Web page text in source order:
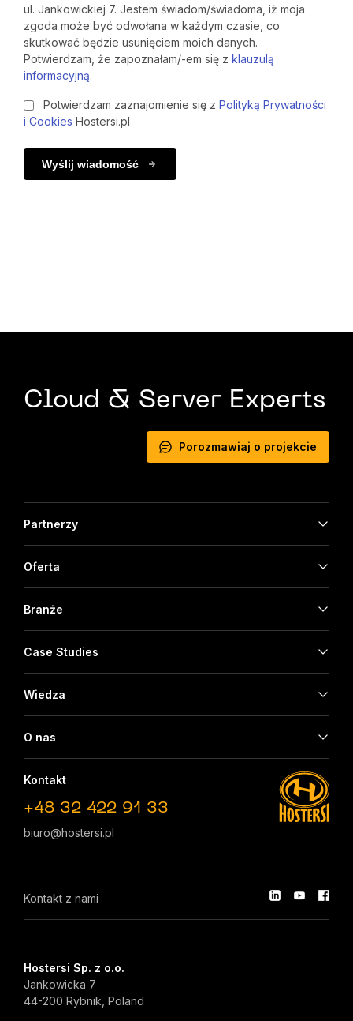
ul. Jankowickiej 7. Jestem świadom/świadoma, iż moja
zgoda może być odwołana w każdym czasie, co
skutkować będzie usunięciem moich danych.
Potwierdzam, że zapoznałam/-em się z klauzulą
informacyjną.
Potwierdzam zaznajomienie się z Polityką Prywatności
i Cookies Hostersi.pl
Wyślij wiadomość
Cloud & Server Experts
Porozmawiaj o projekcie
Partnerzy
Oferta
Branże
Case Studies
Wiedza
O nas
Kontakt
+48 32 422 91 33
biuro@hostersi.pl
Kontakt z nami
Hostersi Sp. z o.o.
Jankowicka 7
44-200 Rybnik, Poland